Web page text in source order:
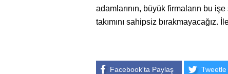
adamlarının, büyük firmaların bu
takımını sahipsiz
Facebook'ta Paylaş Tweetle